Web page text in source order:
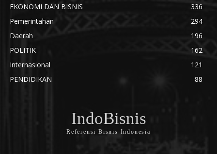
EKONOMI DAN BISNIS
336
Pemerintahan
294
Daerah
196
POLITIK
162
Internasional
121
PENDIDIKAN
88
IndoBisnis
Referensi Bisnis Indonesia